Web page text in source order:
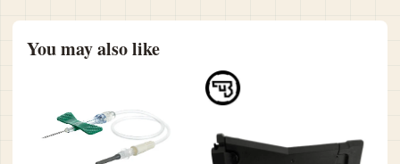
You may also like